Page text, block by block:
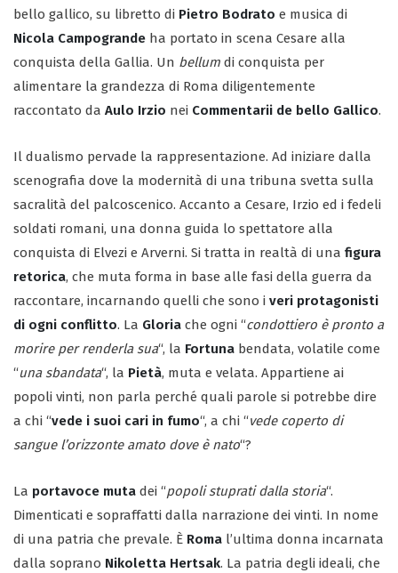
bello gallico, su libretto di Pietro Bodrato e musica di
Nicola Campogrande ha portato in scena Cesare alla
conquista della Gallia. Un bellum di conquista per
alimentare la grandezza di Roma diligentemente
raccontato da Aulo Irzio nei Commentarii de bello Gallico.
Il dualismo pervade la rappresentazione. Ad iniziare dalla
scenografia dove la modernità di una tribuna svetta sulla
sacralità del palcoscenico. Accanto a Cesare, Irzio ed i fedeli
soldati romani, una donna guida lo spettatore alla
conquista di Elvezi e Arverni. Si tratta in realtà di una figura
retorica, che muta forma in base alle fasi della guerra da
raccontare, incarnando quelli che sono i veri protagonisti
di ogni conflitto. La Gloria che ogni “condottiero è pronto a
morire per renderla sua“, la Fortuna bendata, volatile come
“una sbandata“, la Pietà, muta e velata. Appartiene ai
popoli vinti, non parla perché quali parole si potrebbe dire
a chi “vede i suoi cari in fumo“, a chi “vede coperto di
sangue l’orizzonte amato dove è nato“?
La portavoce muta dei “popoli stuprati dalla storia“.
Dimenticati e sopraffatti dalla narrazione dei vinti. In nome
di una patria che prevale. È Roma l’ultima donna incarnata
dalla soprano Nikoletta Hertsak. La patria degli ideali, che